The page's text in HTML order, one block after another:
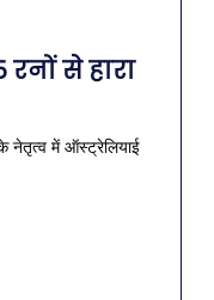
से हारा
नेतृत्व में ऑस्ट्रेल‍ियाई